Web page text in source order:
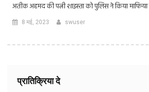
अतीक अहमद की पत्नी शाइस्ता को पुलिस ने किया
8 मई, 2023 swuser
प्रातिक्रिया दे